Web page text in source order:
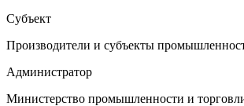
Субъект
Производители и субъекты
Администратор
Министерство промышленности и